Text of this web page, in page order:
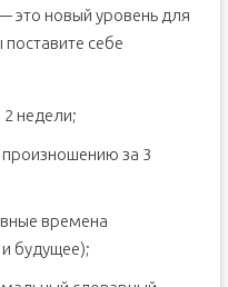
это новый уровень для
себе
2 недели;
за 3
времена
будущее);